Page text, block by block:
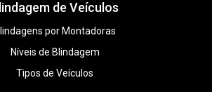
de Veículos
por Montadoras
Níveis de Blindagem
Tipos de Veículos